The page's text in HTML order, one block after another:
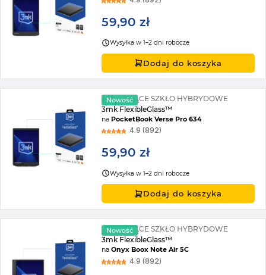
59,90 zł
Wysyłka w 1–2 dni robocze
Dodaj do koszyka
Nowość
NIETŁUKĄCE SZKŁO HYBRYDOWE
3mk FlexibleGlass™
naPocketBook Verse Pro 634
4.9 (892)
59,90 zł
Wysyłka w 1–2 dni robocze
Dodaj do koszyka
Nowość
NIETŁUKĄCE SZKŁO HYBRYDOWE
3mk FlexibleGlass™
naOnyx Boox Note Air 5C
4.9 (892)